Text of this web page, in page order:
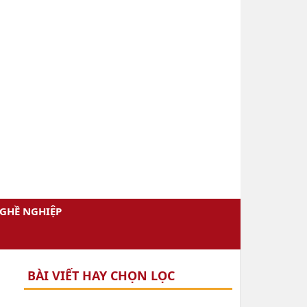
NGHIỆP
BÀI VIẾT HAY CHỌN LỌC